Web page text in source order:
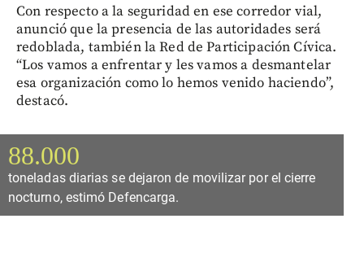
Con respecto a la seguridad en ese corredor vial,
anunció que la presencia de las autoridades será
redoblada, también la Red de Participación Cívica.
“Los vamos a enfrentar y les vamos a desmantelar
esa organización como lo hemos venido haciendo”,
destacó.
88.000
toneladas diarias se dejaron de movilizar por el cierre
nocturno, estimó Defencarga.